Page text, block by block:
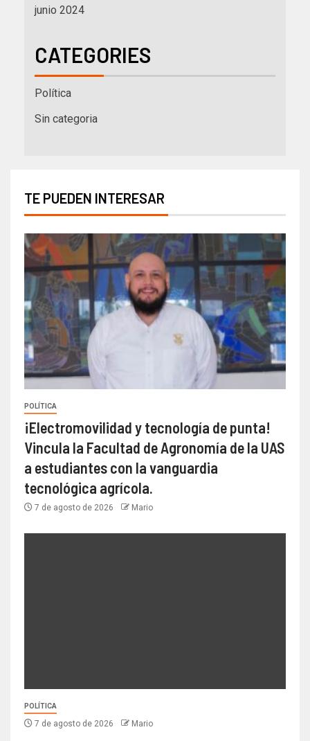
junio 2024
CATEGORIES
Política
Sin categoria
TE PUEDEN INTERESAR
POLÍTICA
¡Electromovilidad y tecnología de punta!
Vincula la Facultad de Agronomía de la UAS
a estudiantes con la vanguardia
tecnológica agrícola.
7 de agosto de 2026 Mario
POLÍTICA
7 de agosto de 2026 Mario